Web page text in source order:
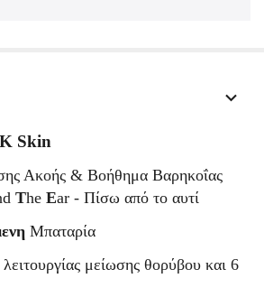
Skin
Ακοής & Βοήθημα Βαρηκοΐας
The Ear - Πίσω από το αυτί
Μπαταρία
μείωσης θορύβου και 6